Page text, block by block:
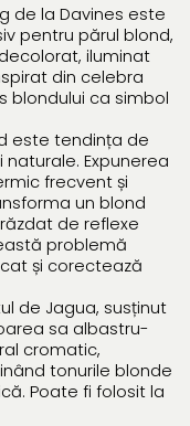
de la Davines este
pentru părul blond,
iluminat
din celebra
blondului ca simbol
este tendința de
Expunerea
frecvent și
un blond
de reflexe
problemă
și corectează
de Jagua, susținut
sa albastru-
cromatic,
tonurile blonde
Poate fi folosit la